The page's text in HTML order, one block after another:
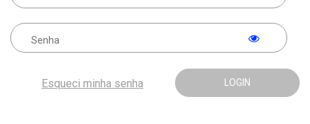
LOGIN
Esqueci minha senha